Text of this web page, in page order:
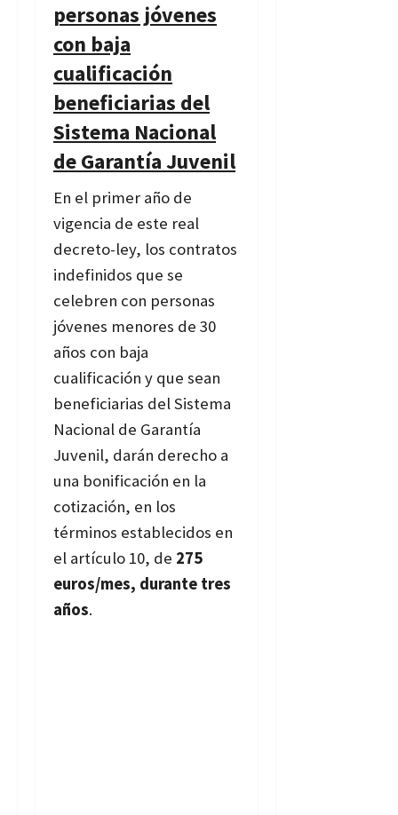
personas jóvenes
con baja
cualificación
beneficiarias del
Sistema Nacional
de Garantía Juvenil
En el primer año de
vigencia de este real
decreto-ley, los contratos
indefinidos que se
celebren con personas
jóvenes menores de 30
años con baja
cualificación y que sean
beneficiarias del Sistema
Nacional de Garantía
Juvenil, darán derecho a
una bonificación en la
cotización, en los
términos establecidos en
el artículo 10, de 275
euros/mes, durante tres
años.